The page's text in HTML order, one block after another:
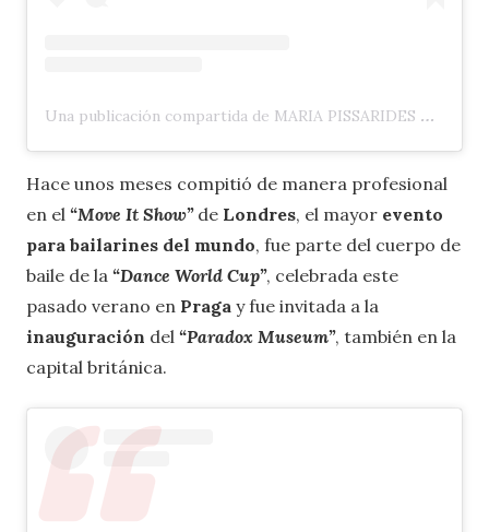
Una publicación compartida de MARIA PISSARIDES 🇬🇧 🇨🇾 (@maria_pissarides)
Hace unos meses compitió de manera profesional
en el “Move It Show”de Londres, el mayor evento
para bailarines del mundo, fue parte del cuerpo de
baile de la “Dance World Cup”, celebrada este
pasado verano en Praga y fue invitada a la
inauguración del “Paradox Museum”, también en la
capital británica.